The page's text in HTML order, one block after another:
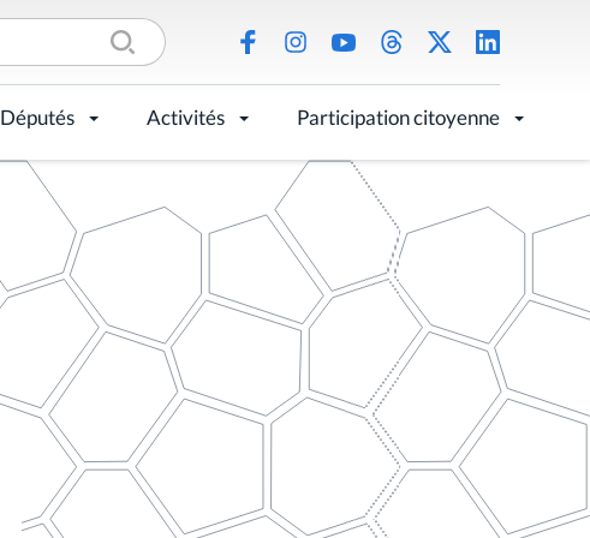
Députés Activités Participation citoyenne